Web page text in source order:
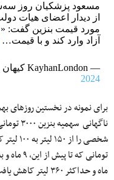
مسعود پزشکیان روز
از دیدار اعضای هیات
مورد قیمت بنزین گفت:
آزاد وارد کند و با قیمت…
— KayhanLondon کیهان لندن (@KayhanLondon)
2024
ماه و حداکثر ۳۶۰ لیتر کاهش یافت.